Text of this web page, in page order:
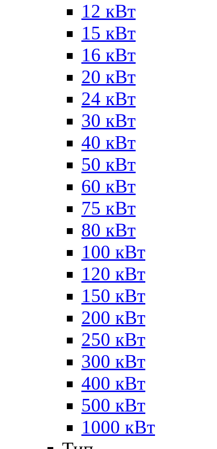
12 кВт
15 кВт
16 кВт
20 кВт
24 кВт
30 кВт
40 кВт
50 кВт
60 кВт
75 кВт
80 кВт
100 кВт
120 кВт
150 кВт
200 кВт
250 кВт
300 кВт
400 кВт
500 кВт
1000 кВт